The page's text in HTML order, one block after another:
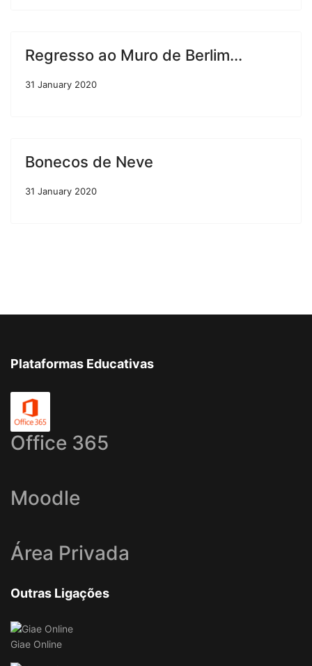
Regresso ao Muro de Berlim...
31 January 2020
Bonecos de Neve
31 January 2020
Plataformas Educativas
Office 365
Moodle
Área Privada
Outras Ligações
Giae Online